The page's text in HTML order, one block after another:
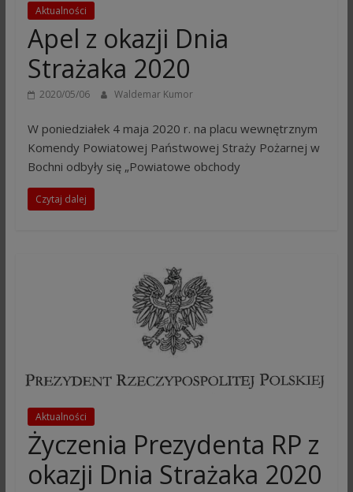
Aktualności
Apel z okazji Dnia
Strażaka 2020
2020/05/06 Waldemar Kumor
W poniedziałek 4 maja 2020 r. na placu wewnętrznym
Komendy Powiatowej Państwowej Straży Pożarnej w
Bochni odbyły się „Powiatowe obchody
Czytaj dalej
Aktualności
Życzenia Prezydenta RP z
okazji Dnia Strażaka 2020